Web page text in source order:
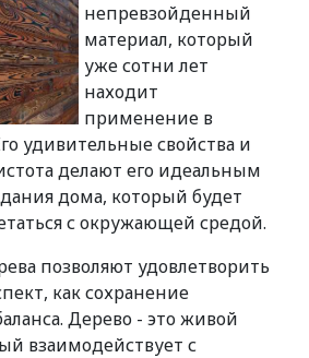
непревзойденный
материал, который
уже сотни лет
находит
применение в
удивительные свойства и
делают его идеальным
дома, который будет
с окружающей средой.
позволяют удовлетворить
как сохранение
Дерево - это живой
взаимодействует с